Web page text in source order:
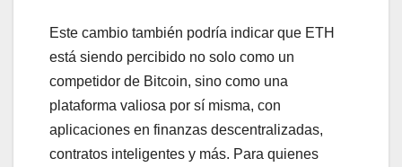
Este cambio también podría indicar que ETH
está siendo percibido no solo como un
competidor de Bitcoin, sino como una
plataforma valiosa por sí misma, con
aplicaciones en finanzas descentralizadas,
contratos inteligentes y más. Para quienes